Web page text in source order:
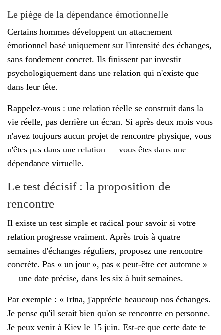
Le piège de la dépendance émotionnelle
Certains hommes développent un attachement
émotionnel basé uniquement sur l'intensité des échanges,
sans fondement concret. Ils finissent par investir
psychologiquement dans une relation qui n'existe que
dans leur tête.
Rappelez-vous : une relation réelle se construit dans la
vie réelle, pas derrière un écran. Si après deux mois vous
n'avez toujours aucun projet de rencontre physique, vous
n'êtes pas dans une relation — vous êtes dans une
dépendance virtuelle.
Le test décisif : la proposition de
rencontre
Il existe un test simple et radical pour savoir si votre
relation progresse vraiment. Après trois à quatre
semaines d'échanges réguliers, proposez une rencontre
concrète. Pas « un jour », pas « peut-être cet automne »
— une date précise, dans les six à huit semaines.
Par exemple : « Irina, j'apprécie beaucoup nos échanges.
Je pense qu'il serait bien qu'on se rencontre en personne.
Je peux venir à Kiev le 15 juin. Est-ce que cette date te